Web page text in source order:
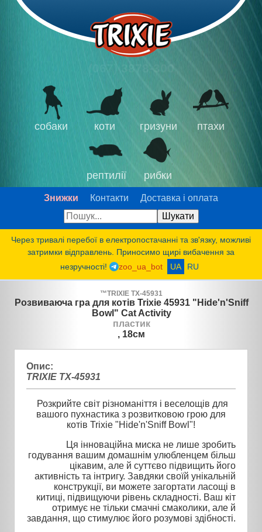
(067) 3878-300
собаки коти гризуни птахи
рептилії рибки
Знижки Контакти Доставка і оплата
Через тривалі перебої в електропостачанні та зв'язку, можливі
затримки відправлень. Приносимо щирі вибачення за
незручності!
zoo_ua_bot UA RU
™TRIXIE TX-45931
Розвиваюча гра для котів Trixie 45931 "Hide'n'Sniff
Bowl" Cat Activity
пластик
, 18см
Опис:
TRIXIE TX-45931
Розкрийте світ різноманіття і веселощів для
вашого пухнастика з розвитковою грою для
котів Trixie "Hide'n'Sniff Bowl"!
Ця інноваційна миска не лише зробить
годування вашим домашнім улюбленцем більш
цікавим, але й суттєво підвищить його
активність та інтригу. Завдяки своїй унікальній
конструкції, ви можете загортати ласощі в
китиці, підвищуючи рівень складності. Ваш кіт
отримує не тільки смачні смаколики, але й
завдання, що стимулює його розумові здібності.